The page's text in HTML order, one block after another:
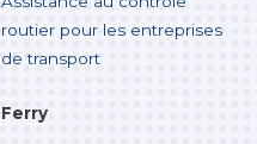
routier pour les entreprises
de transport
Ferry